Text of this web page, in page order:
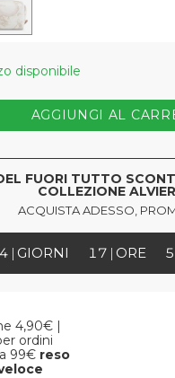
disponibile
AGGIUNGI AL
FUORI TUTTO
COLLEZIONE
ACQUISTA ADESSO,
17
GIORNI ORE
4,90€ |
ordini
99€ reso